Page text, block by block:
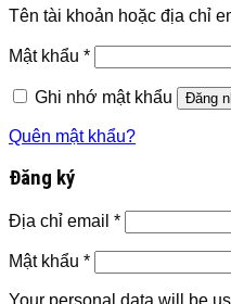
Tên tài khoản hoặc địa chỉ
Mật khẩu *
Ghi nhớ mật khẩu Đăng
Quên mật khẩu?
Đăng ký
Địa chỉ email *
Mật khẩu *
Your personal data will be